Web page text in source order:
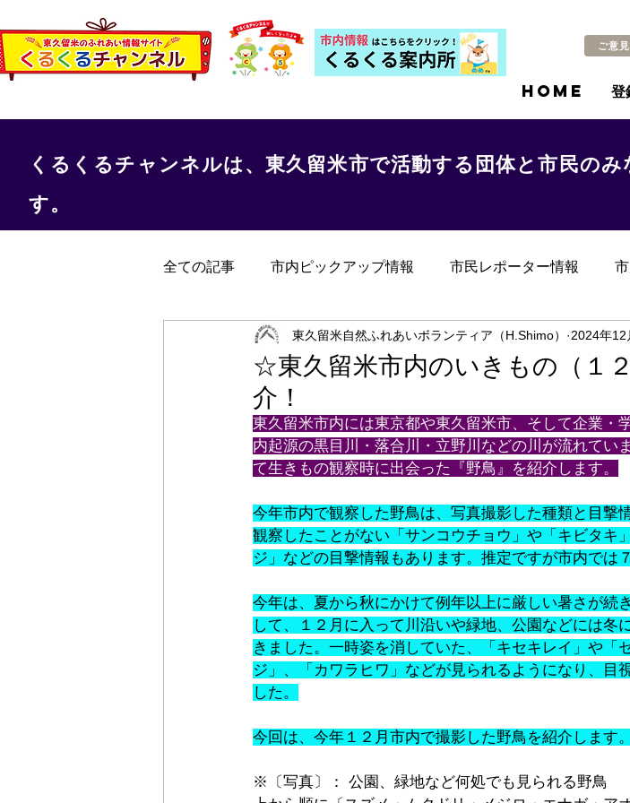
ご意
HOME 登
くるくるチャンネルは、東久留米市で活動する団体と市民の
す。
全ての記事 市内ピックアップ情報 市民レポーター情報
くるくる保健室 事務局からのお知らせ その他 過去
☆東久留米市内のいきもの（１
介！
東久留米自然ふれあいボランティア（H.Shimo） 2024年12
東久留米市内には東京都や東久留米市、そして企業・
内起源の黒目川・落合川・立野川などの川が流れてい
て生きもの観察時に出会った『野鳥』を紹介します。
今年市内で観察した野鳥は、写真撮影した種類と目撃
観察したことがない「サンコウチョウ」や「キビタキ
ジ」などの目撃情報もあります。推定ですが市内では
今年は、夏から秋にかけて例年以上に厳しい暑さが続
して、１２月に入って川沿いや緑地、公園などには冬
きました。一時姿を消していた、「キセキレイ」や「
ジ」、「カワラヒワ」などが見られるようになり、目
した。
今回は、今年１２月市内で撮影した野鳥を紹介します
※〔写真〕：
公園、緑地など何処でも見られる野鳥